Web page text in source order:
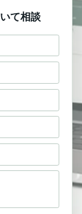
て相談